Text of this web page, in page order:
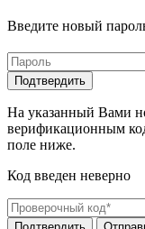
Введите новый
На указанный Вами
верификационным
поле ниже.
Код введен неверно